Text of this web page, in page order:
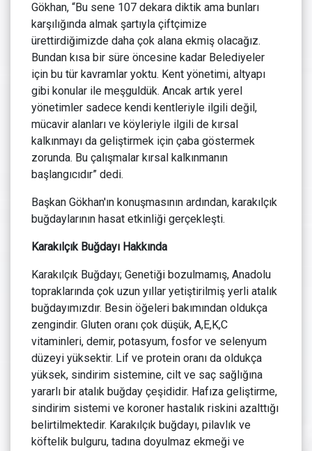
Gökhan, “Bu sene 107 dekara diktik ama bunları
karşılığında almak şartıyla çiftçimize
ürettirdiğimizde daha çok alana ekmiş olacağız.
Bundan kısa bir süre öncesine kadar Belediyeler
için bu tür kavramlar yoktu. Kent yönetimi, altyapı
gibi konular ile meşguldük. Ancak artık yerel
yönetimler sadece kendi kentleriyle ilgili değil,
mücavir alanları ve köyleriyle ilgili de kırsal
kalkınmayı da geliştirmek için çaba göstermek
zorunda. Bu çalışmalar kırsal kalkınmanın
başlangıcıdır” dedi.
Başkan Gökhan'ın konuşmasının ardından, karakılçık
buğdaylarının hasat etkinliği gerçekleşti.
Karakılçık Buğdayı Hakkında
Karakılçık Buğdayı; Genetiği bozulmamış, Anadolu
topraklarında çok uzun yıllar yetiştirilmiş yerli atalık
buğdayımızdır. Besin öğeleri bakımından oldukça
zengindir. Gluten oranı çok düşük, A,E,K,C
vitaminleri, demir, potasyum, fosfor ve selenyum
düzeyi yüksektir. Lif ve protein oranı da oldukça
yüksek, sindirim sistemine, cilt ve saç sağlığına
yararlı bir atalık buğday çeşididir. Hafıza geliştirme,
sindirim sistemi ve koroner hastalık riskini azalttığı
belirtilmektedir. Karakılçık buğdayı, pilavlık ve
köftelik bulguru, tadına doyulmaz ekmeği ve